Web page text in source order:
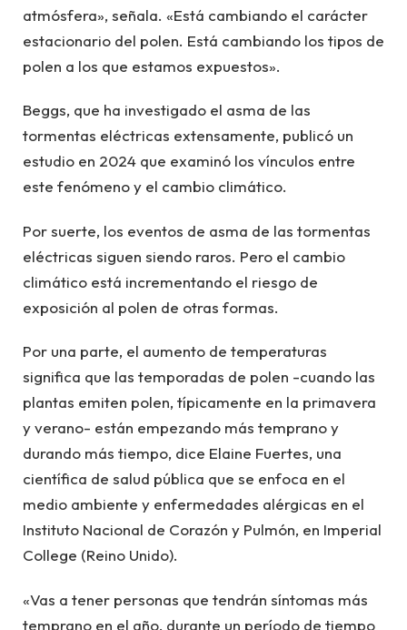
atmósfera», señala. «Está cambiando el carácter
estacionario del polen. Está cambiando los tipos de
polen a los que estamos expuestos».
Beggs, que ha investigado el asma de las
tormentas eléctricas extensamente, publicó un
estudio en 2024 que examinó los vínculos entre
este fenómeno y el cambio climático.
Por suerte, los eventos de asma de las tormentas
eléctricas siguen siendo raros. Pero el cambio
climático está incrementando el riesgo de
exposición al polen de otras formas.
Por una parte, el aumento de temperaturas
significa que las temporadas de polen -cuando las
plantas emiten polen, típicamente en la primavera
y verano- están empezando más temprano y
durando más tiempo, dice Elaine Fuertes, una
científica de salud pública que se enfoca en el
medio ambiente y enfermedades alérgicas en el
Instituto Nacional de Corazón y Pulmón, en Imperial
College (Reino Unido).
«Vas a tener personas que tendrán síntomas más
temprano en el año, durante un período de tiempo